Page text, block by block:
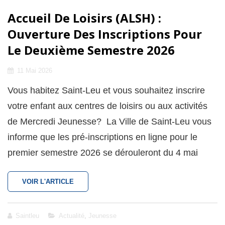
Accueil De Loisirs (ALSH) :
Ouverture Des Inscriptions Pour
Le Deuxième Semestre 2026
Posted
11 Mai 2026
Vous habitez Saint-Leu et vous souhaitez inscrire
votre enfant aux centres de loisirs ou aux activités
de Mercredi Jeunesse? La Ville de Saint-Leu vous
informe que les pré-inscriptions en ligne pour le
premier semestre 2026 se dérouleront du 4 mai
VOIR L'ARTICLE
DE
:
Saintleu
Cat
Actualité Jeunesse